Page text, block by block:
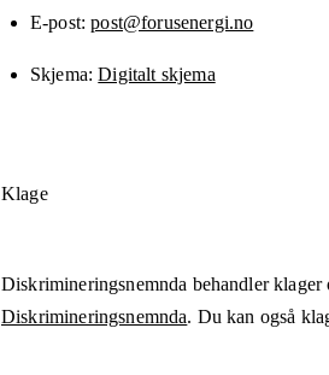
E-post post@forusenergi.no
Skjema Digitalt skjema
Klage
Diskrimineringsnemnda behandler
Diskrimineringsnemnda. Du kan også